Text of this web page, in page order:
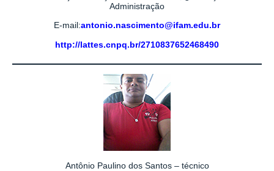
Administração
E-mail:antonio.nascimento@ifam.edu.br
http://lattes.cnpq.br/2710837652468490
Antônio Paulino dos Santos – técnico